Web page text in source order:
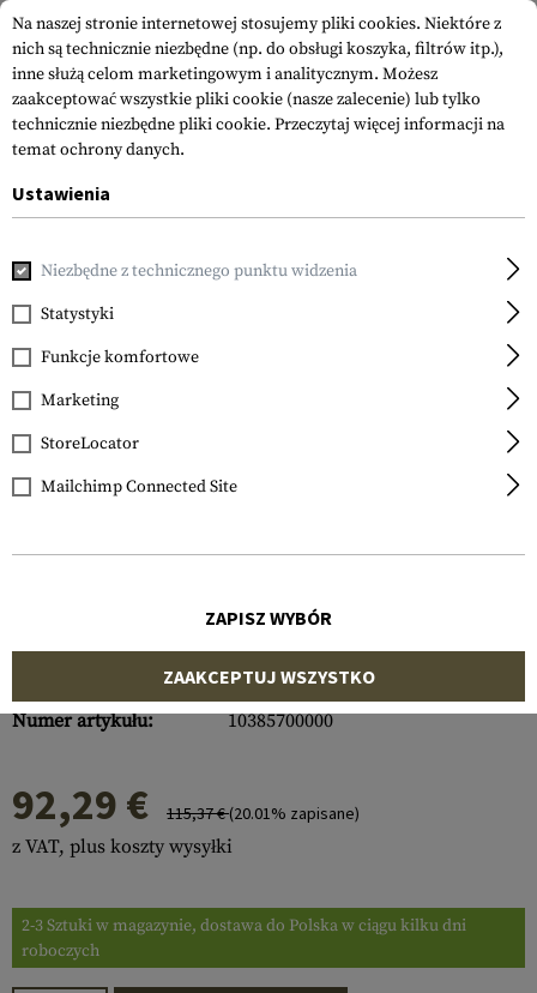
B&T
Remington 870 3x NAR
Handguard
Numer artykułu: 10385700000
92,29 € 115,37 €(20.01% zapisane)
z VAT, plus koszty wysyłki
2-3 Sztuki w magazynie, dostawa do Polska w ciągu kilku dni
roboczych
Na naszej stronie internetowej stosujemy pliki cookies. Niektóre z
nich są technicznie niezbędne (np. do obsługi koszyka, filtrów itp.),
inne służą celom marketingowym i analitycznym. Możesz
zaakceptować wszystkie pliki cookie (nasze zalecenie) lub tylko
technicznie niezbędne pliki cookie. Przeczytaj więcej informacji na
temat ochrony danych.
Ustawienia
Niezbędne z technicznego punktu widzenia
Statystyki
Funkcje komfortowe
Marketing
StoreLocator
Mailchimp Connected Site
ZAPISZ WYBÓR
ZAAKCEPTUJ WSZYSTKO